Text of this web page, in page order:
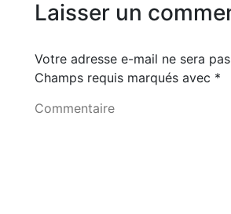
Laisser un
Votre adresse e-mail ne sera
Champs requis marqués avec *
Commentaire